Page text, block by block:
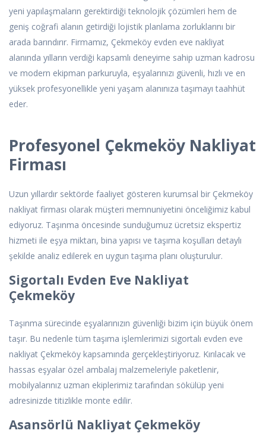
yeni yapılaşmaların gerektirdiği teknolojik çözümleri hem de
geniş coğrafi alanın getirdiği lojistik planlama zorluklarını bir
arada barındırır. Firmamız, Çekmeköy evden eve nakliyat
alanında yılların verdiği kapsamlı deneyime sahip uzman kadrosu
ve modern ekipman parkuruyla, eşyalarınızı güvenli, hızlı ve en
yüksek profesyonellikle yeni yaşam alanınıza taşımayı taahhüt
eder.
Profesyonel Çekmeköy Nakliyat
Firması
Uzun yıllardır sektörde faaliyet gösteren kurumsal bir Çekmeköy
nakliyat firması olarak müşteri memnuniyetini önceliğimiz kabul
ediyoruz. Taşınma öncesinde sunduğumuz ücretsiz ekspertiz
hizmeti ile eşya miktarı, bina yapısı ve taşıma koşulları detaylı
şekilde analiz edilerek en uygun taşıma planı oluşturulur.
Sigortalı Evden Eve Nakliyat
Çekmeköy
Taşınma sürecinde eşyalarınızın güvenliği bizim için büyük önem
taşır. Bu nedenle tüm taşıma işlemlerimizi sigortalı evden eve
nakliyat Çekmeköy kapsamında gerçekleştiriyoruz. Kırılacak ve
hassas eşyalar özel ambalaj malzemeleriyle paketlenir,
mobilyalarınız uzman ekiplerimiz tarafından sökülüp yeni
adresinizde titizlikle monte edilir.
Asansörlü Nakliyat Çekmeköy